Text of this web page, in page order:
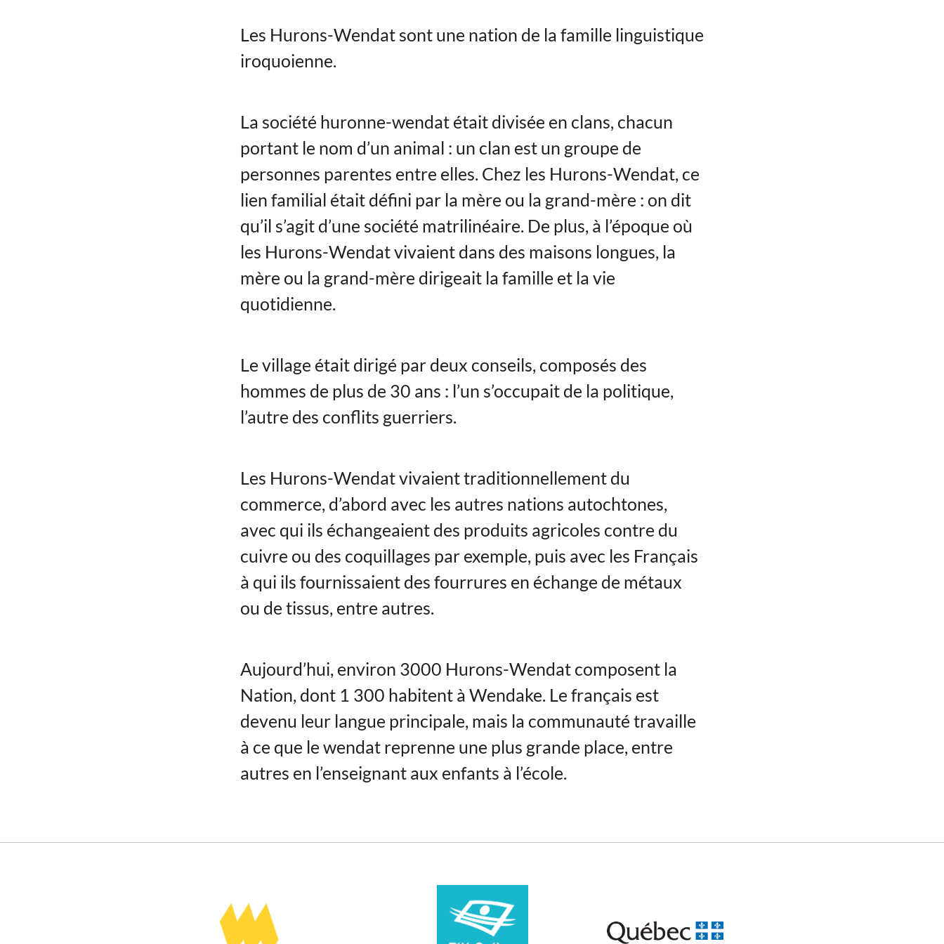
Les Hurons-Wendat sont une nation de la famille linguistique
iroquoienne.
La société huronne-wendat était divisée en clans, chacun
portant le nom d’un animal : un clan est un groupe de
personnes parentes entre elles. Chez les Hurons-Wendat, ce
lien familial était défini par la mère ou la grand-mère : on dit
qu’il s’agit d’une société matrilinéaire. De plus, à l’époque où
les Hurons-Wendat vivaient dans des maisons longues, la
mère ou la grand-mère dirigeait la famille et la vie
quotidienne.
Le village était dirigé par deux conseils, composés des
hommes de plus de 30 ans : l’un s’occupait de la politique,
l’autre des conflits guerriers.
Les Hurons-Wendat vivaient traditionnellement du
commerce, d’abord avec les autres nations autochtones,
avec qui ils échangeaient des produits agricoles contre du
cuivre ou des coquillages par exemple, puis avec les Français
à qui ils fournissaient des fourrures en échange de métaux
ou de tissus, entre autres.
Aujourd’hui, environ 3000 Hurons-Wendat composent la
Nation, dont 1 300 habitent à Wendake. Le français est
devenu leur langue principale, mais la communauté travaille
à ce que le wendat reprenne une plus grande place, entre
autres en l’enseignant aux enfants à l’école.